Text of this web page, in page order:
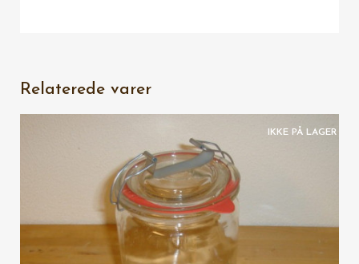
Relaterede varer
IKKE PÅ LAGER